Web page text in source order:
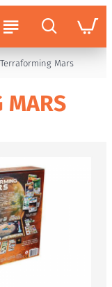
Terraforming Mars
MARS